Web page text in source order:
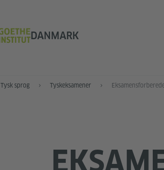
DANMARK
Tysk sprog Tyskeksamener